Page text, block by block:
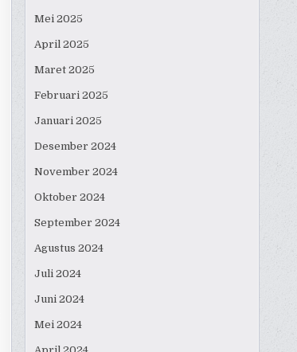
Mei 2025
April 2025
Maret 2025
Februari 2025
Januari 2025
Desember 2024
November 2024
Oktober 2024
September 2024
Agustus 2024
Juli 2024
Juni 2024
Mei 2024